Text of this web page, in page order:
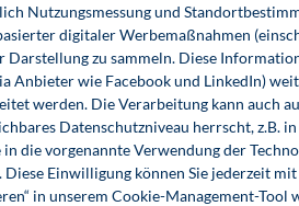
behandeln
Hersteller, Konstrukteure,
und Fachkräfte für Arbeitssicherheit
Nutzungsmessung und
digitaler Werbemaßnahmen
Darstellung zu sammeln. Diese
Anbieter wie Facebook und LinkedIn)
werden. Die Verarbeitung kann auch
Datenschutzniveau herrscht, z.B.
in die vorgenannte Verwendung der
Diese Einwilligung können Sie jederzeit
in unserem Cookie-Management-